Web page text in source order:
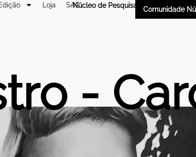
Loja SACNúcleo de Pesquisa Comunidade
-